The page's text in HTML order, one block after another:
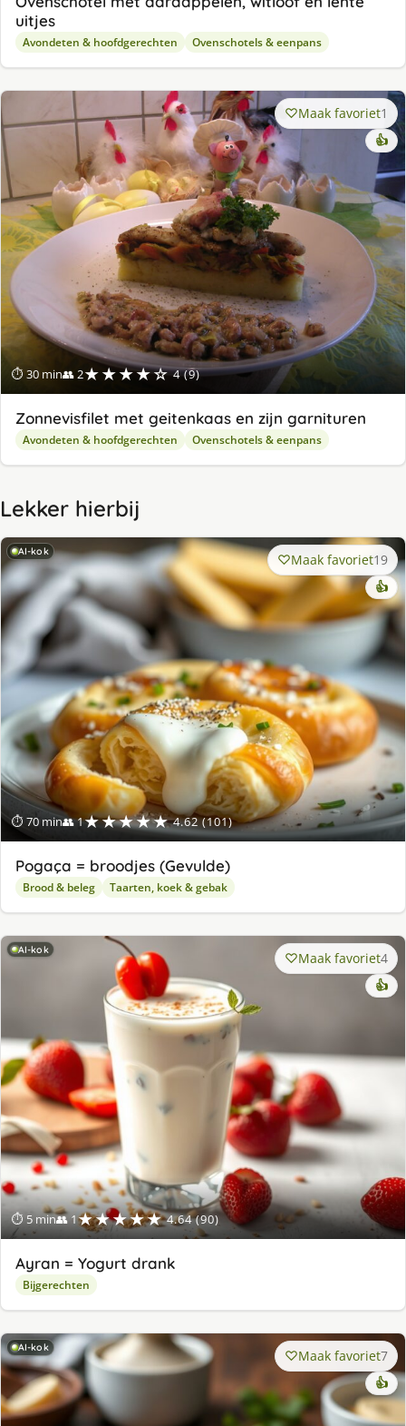
uitjes
Avondeten & hoofdgerechten Ovenschotels & eenpans
⏱ 30 min👥 2★★★★☆ 4 (9)
Maak favoriet1
👍
Zonnevisfilet met geitenkaas en zijn garnituren
Avondeten & hoofdgerechten Ovenschotels & eenpans
Lekker hierbij
AI-kok
⏱ 70 min👥 1★★★★★ 4.62 (101)
Maak favoriet19
👍
Pogaça = broodjes (Gevulde)
Brood & beleg Taarten, koek & gebak
AI-kok
⏱ 5 min👥 1★★★★★ 4.64 (90)
Maak favoriet4
👍
Ayran = Yogurt drank
Bijgerechten
AI-kok Maak favoriet7
👍